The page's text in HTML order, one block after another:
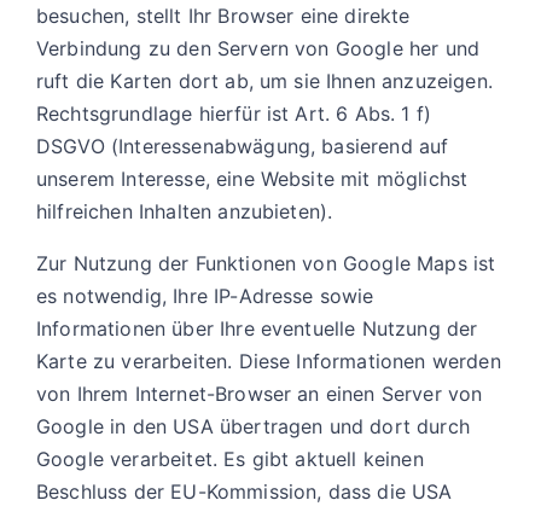
besuchen, stellt Ihr Browser eine direkte
Verbindung zu den Servern von Google her und
ruft die Karten dort ab, um sie Ihnen anzuzeigen.
Rechtsgrundlage hierfür ist Art. 6 Abs. 1 f)
DSGVO (Interessenabwägung, basierend auf
unserem Interesse, eine Website mit möglichst
hilfreichen Inhalten anzubieten).
Zur Nutzung der Funktionen von Google Maps ist
es notwendig, Ihre IP-Adresse sowie
Informationen über Ihre eventuelle Nutzung der
Karte zu verarbeiten. Diese Informationen werden
von Ihrem Internet-Browser an einen Server von
Google in den USA übertragen und dort durch
Google verarbeitet. Es gibt aktuell keinen
Beschluss der EU-Kommission, dass die USA